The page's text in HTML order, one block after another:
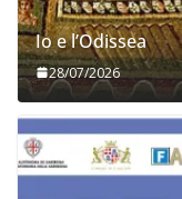
Io e l’Odissea
28/07/2026